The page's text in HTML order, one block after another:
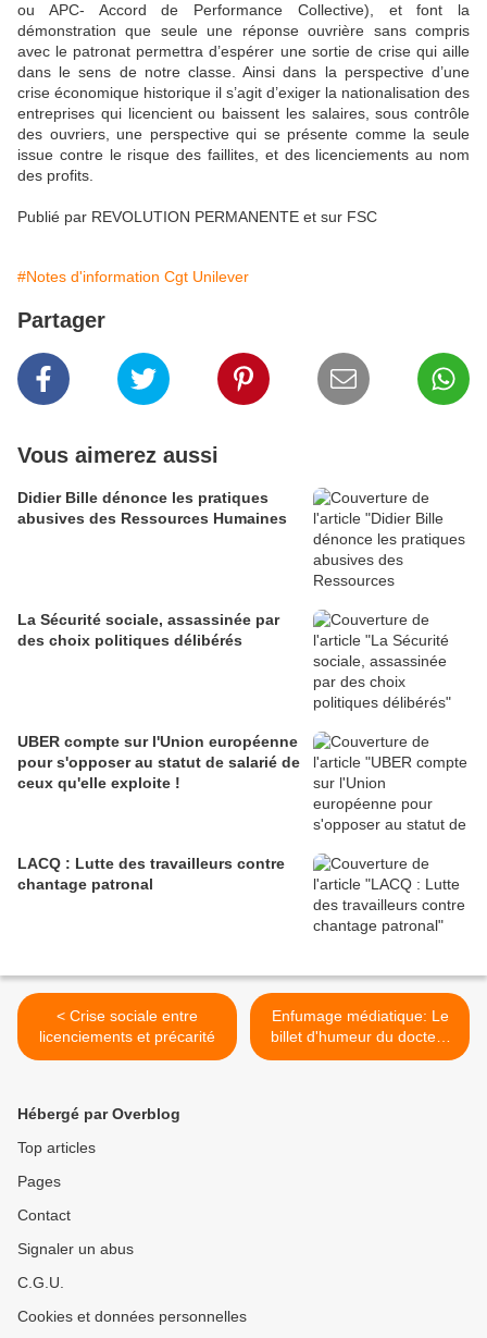
ou APC- Accord de Performance Collective), et font la
démonstration que seule une réponse ouvrière sans compris
avec le patronat permettra d’espérer une sortie de crise qui aille
dans le sens de notre classe. Ainsi dans la perspective d’une
crise économique historique il s’agit d’exiger la nationalisation des
entreprises qui licencient ou baissent les salaires, sous contrôle
des ouvriers, une perspective qui se présente comme la seule
issue contre le risque des faillites, et des licenciements au nom
des profits.
Publié par REVOLUTION PERMANENTE et sur FSC
#Notes d'information Cgt Unilever
Partager
Vous aimerez aussi
Didier Bille dénonce les pratiques
abusives des Ressources Humaines
La Sécurité sociale, assassinée par
des choix politiques délibérés
UBER compte sur l'Union européenne
pour s'opposer au statut de salarié de
ceux qu'elle exploite !
LACQ : Lutte des travailleurs contre
chantage patronal
< Crise sociale entre
licenciements et précarité
Enfumage médiatique: Le
billet d'humeur du docteur
Christophe Prudhomme, du
Hébergé par Overblog
Top articles
Pages
Contact
Signaler un abus
C.G.U.
Cookies et données personnelles